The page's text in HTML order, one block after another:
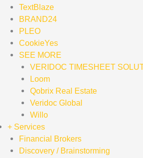
TextBlaze
BRAND24
PLEO
CookieYes
SEE MORE
VERIDOC TIMESHEET
Loom
Qobrix Real Estate
Veridoc Global
Willo
+ Services
Financial Brokers
Discovery / Brainstorming